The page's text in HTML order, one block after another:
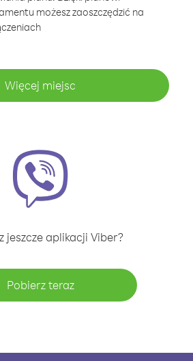
możesz zaoszczędzić na
Więcej miejsc
jeszcze aplikacji Viber?
Pobierz teraz